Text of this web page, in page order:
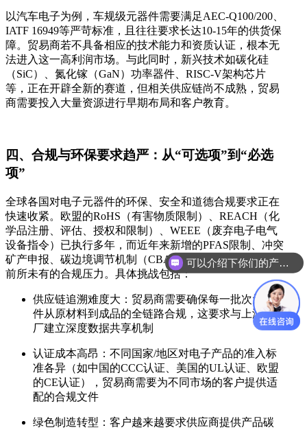
以汽车电子为例，车规级元器件需要满足AEC-Q100/200、
IATF 16949等严苛标准，且往往要求长达10-15年的供货保
障。贸易商若不具备相应的技术能力和资质认证，根本无
法进入这一高利润市场。与此同时，新兴技术如碳化硅
（SiC）、氮化镓（GaN）功率器件、RISC-V架构芯片
等，正在开辟全新的赛道，但相关供应链尚不成熟，贸易
商需要投入大量资源进行早期布局和客户教育。
四、合规与环保要求趋严：从“可选项”到“必选
项”
全球各国对电子元器件的环保、安全和道德合规要求正在
快速收紧。欧盟的RoHS（有害物质限制）、REACH（化
学品注册、评估、授权和限制）、WEEE（废弃电子电气
设备指令）已执行多年，而近年来新增的PFAS限制、冲突
矿产申报、碳边境调节机制（CBAM）等，让贸易商面临
前所未有的合规压力。具体挑战包括：
供应链追溯难度大：贸易商需要确保每一批次元器
件从原材料到成品的全链路合规，这要求与上游原
厂建立深度数据共享机制
认证成本高昂：不同国家/地区对电子产品的准入标
准各异（如中国的CCC认证、美国的UL认证、欧盟
的CE认证），贸易商需要为不同市场的客户提供适
配的合规文件
绿色制造转型：客户越来越要求供应商提供产品碳
可以介绍下你们的产品么